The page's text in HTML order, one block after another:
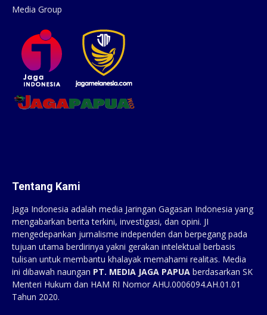
Media Group
Tentang Kami
Jaga Indonesia adalah media Jaringan Gagasan Indonesia yang
mengabarkan berita terkini, investigasi, dan opini. JI
mengedepankan jurnalisme independen dan berpegang pada
tujuan utama berdirinya yakni gerakan intelektual berbasis
tulisan untuk membantu khalayak memahami realitas. Media
ini dibawah naungan PT. MEDIA JAGA PAPUA berdasarkan SK
Menteri Hukum dan HAM RI Nomor AHU.0006094.AH.01.01
Tahun 2020.